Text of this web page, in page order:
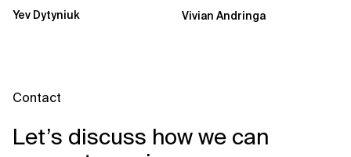
Konten
Yev Dytyniuk Vivian Andringa
Contact
Let’s discuss how we can